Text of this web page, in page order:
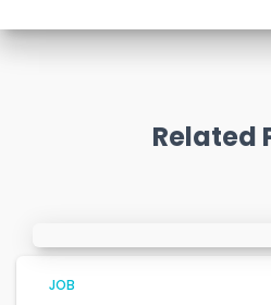
Related
JOB